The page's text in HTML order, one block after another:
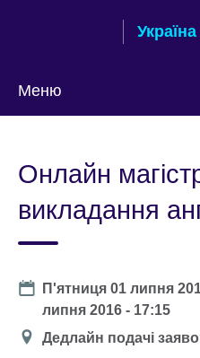
Україна
Меню
language
Онлайн
викладання
Date
П'ятниця 01 липня
липня 2016 - 17:15
Місце
Дедлайн подачі